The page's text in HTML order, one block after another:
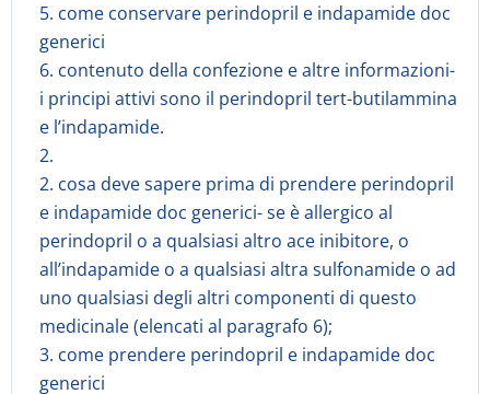
5. come conservare perindopril e indapamide doc
generici
6. contenuto della confezione e altre informazioni-
i principi attivi sono il perindopril tert-butilammina
e l’indapamide.
2.
2. cosa deve sapere prima di prendere perindopril
e indapamide doc generici- se è allergico al
perindopril o a qualsiasi altro ace inibitore, o
all’indapamide o a qualsiasi altra sulfonamide o ad
uno qualsiasi degli altri componenti di questo
medicinale (elencati al paragrafo 6);
3. come prendere perindopril e indapamide doc
generici